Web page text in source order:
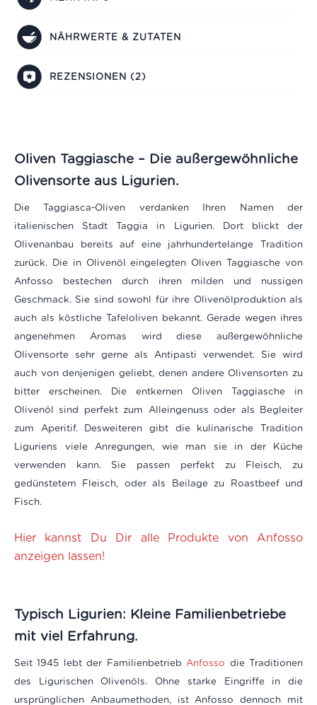
NÄHRWERTE & ZUTATEN
REZENSIONEN (2)
Oliven Taggiasche – Die außergewöhnliche
Olivensorte aus Ligurien.
Die Taggiasca-Oliven verdanken Ihren Namen der
italienischen Stadt Taggia in Ligurien. Dort blickt der
Olivenanbau bereits auf eine jahrhundertelange Tradition
zurück. Die in Olivenöl eingelegten Oliven Taggiasche von
Anfosso bestechen durch ihren milden und nussigen
Geschmack. Sie sind sowohl für ihre Olivenölproduktion als
auch als köstliche Tafeloliven bekannt. Gerade wegen ihres
angenehmen Aromas wird diese außergewöhnliche
Olivensorte sehr gerne als Antipasti verwendet. Sie wird
auch von denjenigen geliebt, denen andere Olivensorten zu
bitter erscheinen. Die entkernen Oliven Taggiasche in
Olivenöl sind perfekt zum Alleingenuss oder als Begleiter
zum Aperitif. Desweiteren gibt die kulinarische Tradition
Liguriens viele Anregungen, wie man sie in der Küche
verwenden kann. Sie passen perfekt zu Fleisch, zu
gedünstetem Fleisch, oder als Beilage zu Roastbeef und
Fisch.
Hier kannst Du Dir alle Produkte von Anfosso
anzeigen lassen!
Typisch Ligurien: Kleine Familienbetriebe
mit viel Erfahrung.
Seit 1945 lebt der Familienbetrieb Anfosso die Traditionen
des Ligurischen Olivenöls. Ohne starke Eingriffe in die
ursprünglichen Anbaumethoden, ist Anfosso dennoch mit